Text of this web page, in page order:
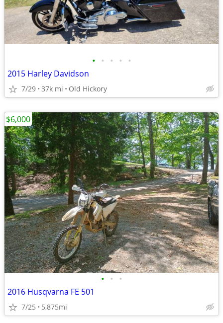
• • • • •
2015 Harley Davidson
7/29 37k mi Old Hickory
• • •
2016 Husqvarna FE 501
7/25 5,875mi
$6,000